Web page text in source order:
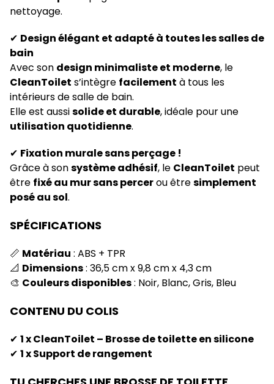
nettoyage.
✔ Design élégant et adapté à toutes les salles de
bain
Avec son design minimaliste et moderne, le
CleanToilet s’intègre facilement à tous les
intérieurs de salle de bain.
Elle est aussisolide et durable, idéale pour une
utilisation quotidienne.
✔ Fixation murale sans perçage !
Grâce à sonsystème adhésif, le CleanToilet peut
être fixé au mur sans percerou êtresimplement
posé au sol.
SPÉCIFICATIONS
📏 Matériau : ABS + TPR
📐 Dimensions: 36,5 cm x 9,8 cm x 4,3 cm
🎨 Couleurs disponibles: Noir, Blanc, Gris, Bleu
CONTENU DU COLIS
✔ 1 x CleanToilet – Brosse de toilette en silicone
✔ 1 x Support de rangement